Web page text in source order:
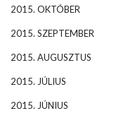
2015. OKTÓBER
2015. SZEPTEMBER
2015. AUGUSZTUS
2015. JÚLIUS
2015. JÚNIUS